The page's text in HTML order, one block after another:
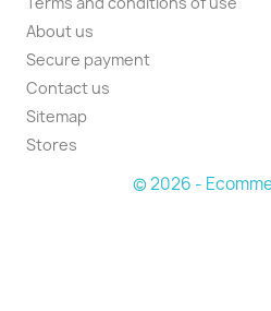
About us
Secure payment
Contact us
Sitemap
Stores
© 2026 -